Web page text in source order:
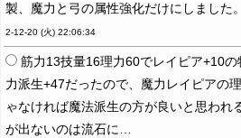
製、魔力と弓の属性強化だけにしました
2-12-20 (火) 22:06:34
筋力13技量16理力60でレイピア+10
力派生+47だったので、魔力レイピアの
ゃなければ魔法派生の方が良いと思われ
が出ないのは流石に…